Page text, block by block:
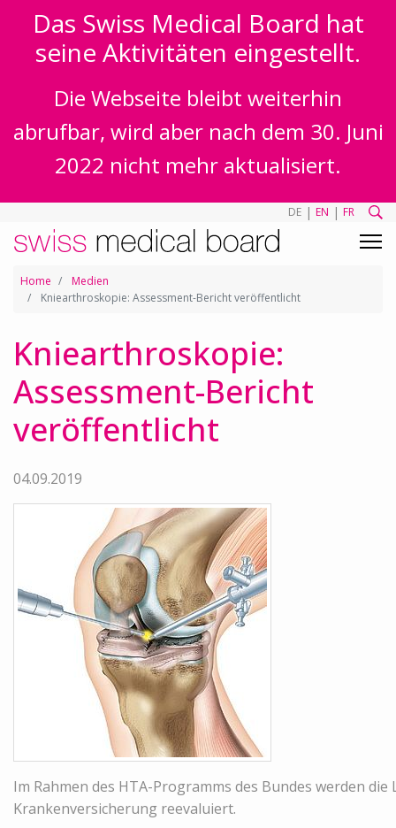
Das Swiss Medical Board hat
seine Aktivitäten eingestellt.
Die Webseite bleibt weiterhin
abrufbar, wird aber nach dem 30. Juni
2022 nicht mehr aktualisiert.
DE | EN | FR
Home
Medien
Kniearthroskopie: Assessment-Bericht veröffentlicht
Kniearthroskopie:
Assessment-Bericht
veröffentlicht
04.09.2019
Im Rahmen des HTA-Programms des Bundes werden
Krankenversicherung reevaluiert.